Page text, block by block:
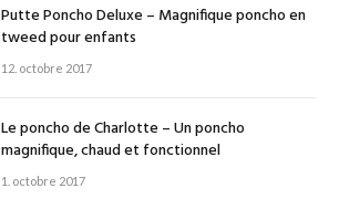
Putte Poncho Deluxe – Magnifique poncho en
tweed pour enfants
12. octobre 2017
Le poncho de Charlotte – Un poncho
magnifique, chaud et fonctionnel
1. octobre 2017